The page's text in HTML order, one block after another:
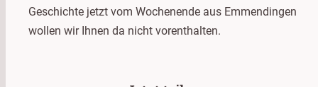
Geschichte jetzt vom Wochenende aus Emmendingen
wollen wir Ihnen da nicht vorenthalten.